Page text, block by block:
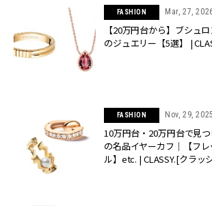
FASHION Mar, 27,
【20万円台から】ブシュ
のジュエリー【5選】 |
FASHION Nov, 29, 2025
10万円台・20万円台で見
の名品イヤーカフ｜【フ
ル】etc. | CLASSY.[クラッ